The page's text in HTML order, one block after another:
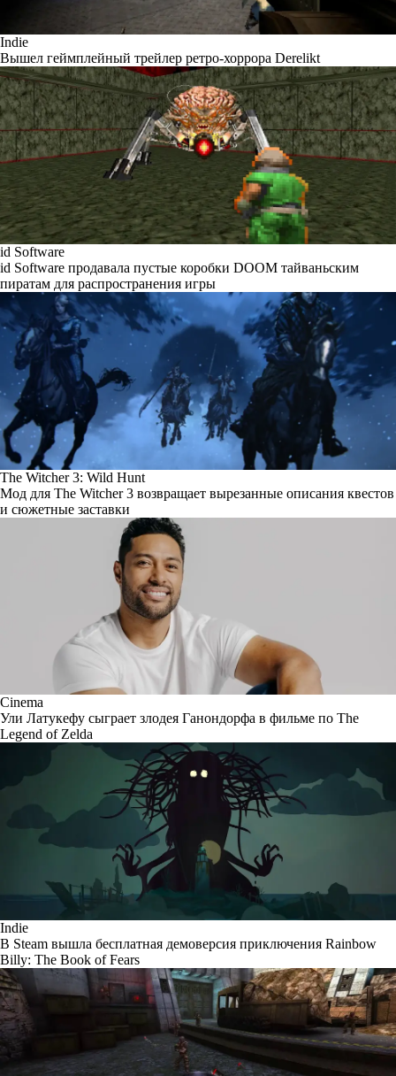
Indie
Вышел геймплейный трейлер ретро-хоррора Derelikt
id Software
id Software продавала пустые коробки DOOM тайваньским
пиратам для распространения игры
The Witcher 3: Wild Hunt
Мод для The Witcher 3 возвращает вырезанные описания квестов
и сюжетные заставки
Cinema
Ули Латукефу сыграет злодея Ганондорфа в фильме по The
Legend of Zelda
Indie
В Steam вышла бесплатная демоверсия приключения Rainbow
Billy: The Book of Fears